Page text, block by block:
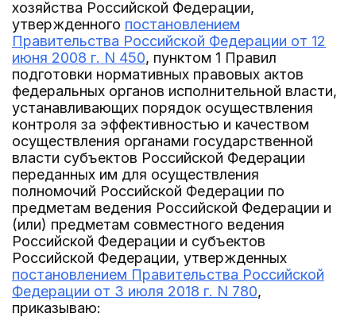
хозяйства Российской Федерации,
утвержденного постановлением
Правительства Российской Федерации от 12
июня 2008 г. N 450, пунктом 1 Правил
подготовки нормативных правовых актов
федеральных органов исполнительной власти,
устанавливающих порядок осуществления
контроля за эффективностью и качеством
осуществления органами государственной
власти субъектов Российской Федерации
переданных им для осуществления
полномочий Российской Федерации по
предметам ведения Российской Федерации и
(или) предметам совместного ведения
Российской Федерации и субъектов
Российской Федерации, утвержденных
постановлением Правительства Российской
Федерации от 3 июля 2018 г. N 780,
приказываю: